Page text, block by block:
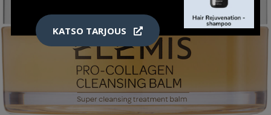
KATSO TARJOUS